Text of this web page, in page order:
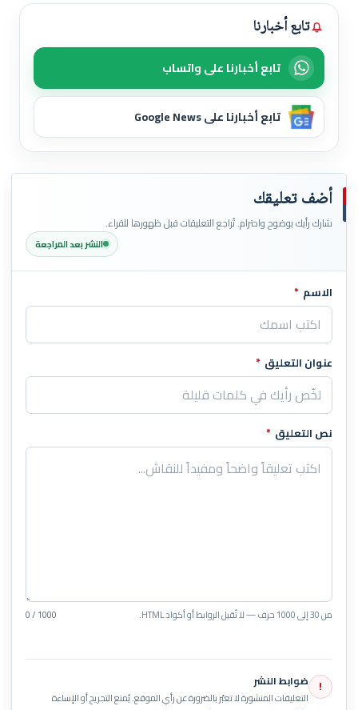
تابع أخبارنا
تابع أخبارنا على واتساب
تابع أخبارنا على Google News
أضف تعليقك
شارك رأيك بوضوح واحترام. تُراجع التعليقات قبل ظهورها للقراء.
النشر بعد المراجعة
اترك هذا الحقل فارغاً
الاسم *
عنوان التعليق *
نص التعليق *
من 30 إلى 1000 حرف — لا تُقبل الروابط أو أكواد HTML. 0 / 1000
! ضوابط النشر
التعليقات المنشورة لا تعبّر بالضرورة عن رأي الموقع. يُمنع التجريح أو الإساءة